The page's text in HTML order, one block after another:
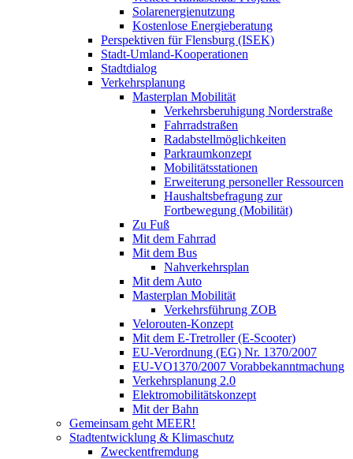
Solarenergienutzung
Kostenlose Energieberatung
Perspektiven für Flensburg (ISEK)
Stadt-Umland-Kooperationen
Stadtdialog
Verkehrsplanung
Masterplan Mobilität
Verkehrsberuhigung Norderstraße
Fahrradstraßen
Radabstellmöglichkeiten
Parkraumkonzept
Mobilitätsstationen
Erweiterung personeller Ressourcen
Haushaltsbefragung zur
Fortbewegung (Mobilität)
Zu Fuß
Mit dem Fahrrad
Mit dem Bus
Nahverkehrsplan
Mit dem Auto
Masterplan Mobilität
Verkehrsführung ZOB
Velorouten-Konzept
Mit dem E-Tretroller (E-Scooter)
EU-Verordnung (EG) Nr. 1370/2007
EU-VO1370/2007 Vorabbekanntmachung
Verkehrsplanung 2.0
Elektromobilitätskonzept
Mit der Bahn
Gemeinsam geht MEER!
Stadtentwicklung & Klimaschutz
Zweckentfremdung